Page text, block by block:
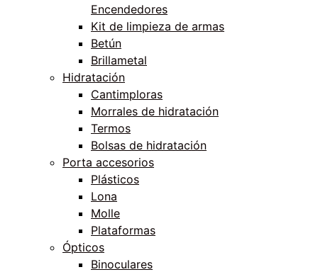
Encendedores
Kit de limpieza de armas
Betún
Brillametal
Hidratación
Cantimploras
Morrales de hidratación
Termos
Bolsas de hidratación
Porta accesorios
Plásticos
Lona
Molle
Plataformas
Ópticos
Binoculares